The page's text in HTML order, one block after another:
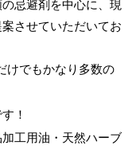
忌避剤を中心に、現
させていただいてお
けでもかなり多数の
！
工用油・天然ハーブ